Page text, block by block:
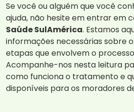
Se você ou alguém que você
ajuda, não hesite em entrar em
Saúde SulAmérica. Estamos
informações necessárias sobre
etapas que envolvem o
Acompanhe-nos nesta leitura
como funciona o tratamento e
disponíveis para os moradores